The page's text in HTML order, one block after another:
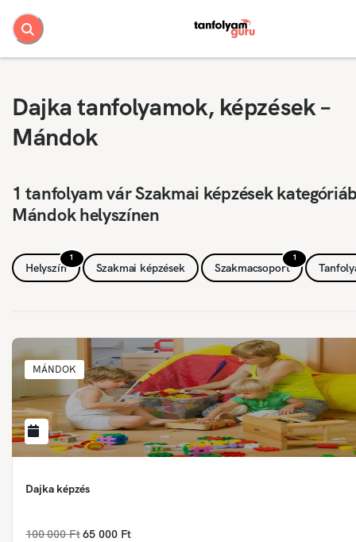
Dajka tanfolyamok, képzések –
Mándok
1 tanfolyam vár Szakmai képzések
Mándok helyszínen
1
Helyszín Szakmai képzések
1
Szakmacsoport
MÁNDOK
Dajka képzés
100 000 Ft 65 000 Ft